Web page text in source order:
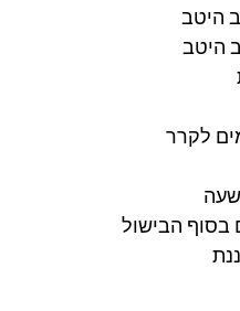
היטב
בסוף הבישול